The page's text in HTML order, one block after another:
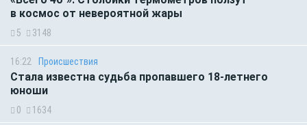
в космос от невероятной жары
5 3148
16:22 Происшествия
Стала известна судьба пропавшего 18-летнего
юноши
0 1634